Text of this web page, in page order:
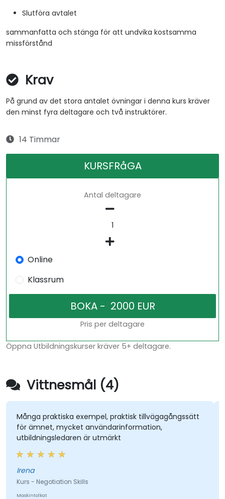
Slutföra avtalet
sammanfatta och stänga för att undvika kostsamma
missförstånd
Krav
På grund av det stora antalet övningar i denna kurs kräver
den minst fyra deltagare och två instruktörer.
14 Timmar
KURSFRåGA
Antal deltagare
Online
Klassrum
Pris per deltagare
Öppna Utbildningskurser kräver 5+ deltagare.
Vittnesmål (4)
Många praktiska exempel, praktisk tillvägagångssätt
för ämnet, mycket användarinformation,
utbildningsledaren är utmärkt
Irena
Kurs - Negotiation Skills
Maskintolkat